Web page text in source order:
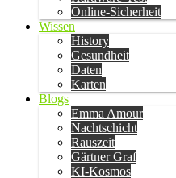
Online-Sicherheit
Wissen
History
Gesundheit
Daten
Karten
Blogs
Emma Amour
Nachtschicht
Rauszeit
Gärtner Graf
KI-Kosmos